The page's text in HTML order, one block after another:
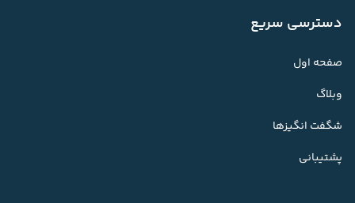
دسترسی سریع
صفحه اول
وبلاگ
شگفت انگیزها
پشتیبانی